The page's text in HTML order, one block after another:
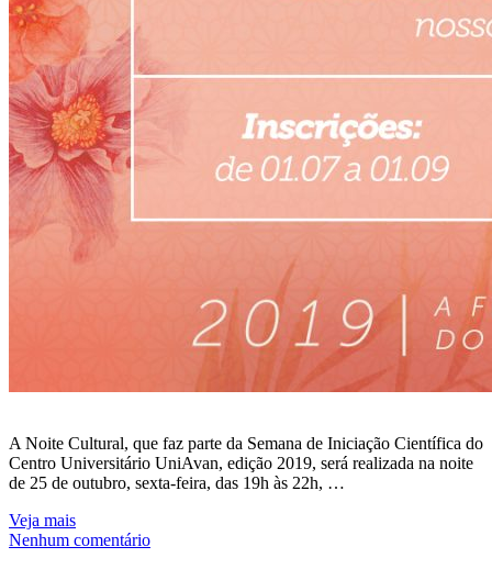
A Noite Cultural, que faz parte da Semana de Iniciação Científica do
Centro Universitário UniAvan, edição 2019, será realizada na noite
de 25 de outubro, sexta-feira, das 19h às 22h, …
Veja mais
Nenhum comentário